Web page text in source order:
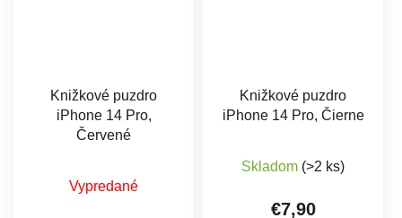
Knižkové puzdro
iPhone 14 Pro,
Červené
Vypredané
Knižkové puzdro
iPhone 14 Pro, Čierne
Skladom (>2 ks)
€7,90